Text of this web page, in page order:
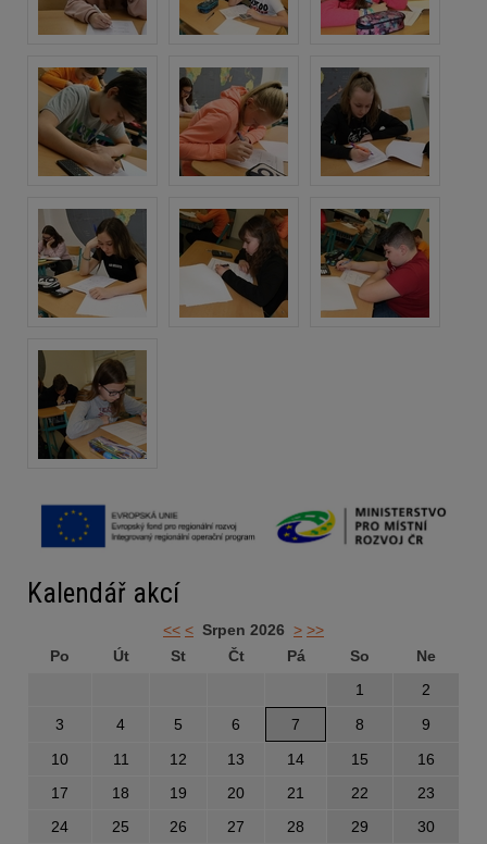
Kalendář akcí
<< < Srpen 2026 > >>
Po
Út St Čt Pá So
Ne
1
2
3
4 5 6 7 8
9
10
11 12 13 14 15
16
17
18 19 20 21 22
23
24
25 26 27 28 29
30